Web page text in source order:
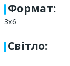
Формат:
3x6
Світло:
-